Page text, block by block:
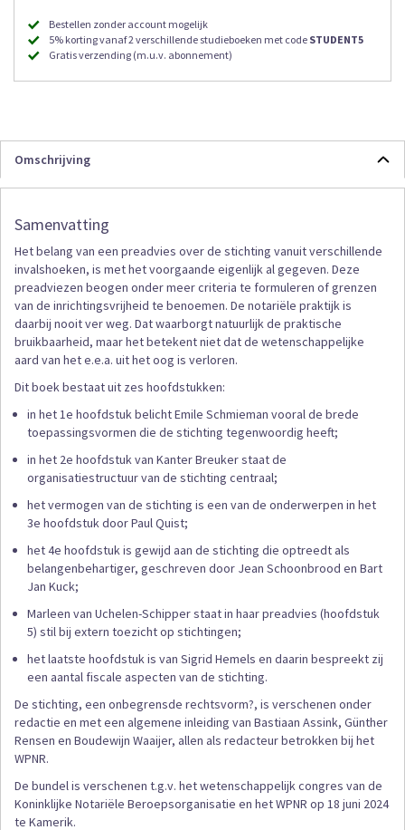
Bestellen zonder account mogelijk
5% korting vanaf 2 verschillende studieboeken met code STUDENT5
Gratis verzending (m.u.v. abonnement)
Omschrijving
Samenvatting
Het belang van een preadvies over de stichting vanuit verschillende
invalshoeken, is met het voorgaande eigenlijk al gegeven. Deze
preadviezen beogen onder meer criteria te formuleren of grenzen
van de inrichtingsvrijheid te benoemen. De notariële praktijk is
daarbij nooit ver weg. Dat waarborgt natuurlijk de praktische
bruikbaarheid, maar het betekent niet dat de wetenschappelijke
aard van het e.e.a. uit het oog is verloren.
Dit boek bestaat uit zes hoofdstukken:
in het 1e hoofdstuk belicht Emile Schmieman vooral de brede
toepassingsvormen die de stichting tegenwoordig heeft;
in het 2e hoofdstuk van Kanter Breuker staat de
organisatiestructuur van de stichting centraal;
het vermogen van de stichting is een van de onderwerpen in het
3e hoofdstuk door Paul Quist;
het 4e hoofdstuk is gewijd aan de stichting die optreedt als
belangenbehartiger, geschreven door Jean Schoonbrood en Bart
Jan Kuck;
Marleen van Uchelen-Schipper staat in haar preadvies (hoofdstuk
5) stil bij extern toezicht op stichtingen;
het laatste hoofdstuk is van Sigrid Hemels en daarin bespreekt zij
een aantal fiscale aspecten van de stichting.
De stichting, een onbegrensde rechtsvorm?, is verschenen onder
redactie en met een algemene inleiding van Bastiaan Assink, Günther
Rensen en Boudewijn Waaijer, allen als redacteur betrokken bij het
WPNR.
De bundel is verschenen t.g.v. het wetenschappelijk congres van de
Koninklijke Notariële Beroepsorganisatie en het WPNR op 18 juni 2024
te Kamerik.